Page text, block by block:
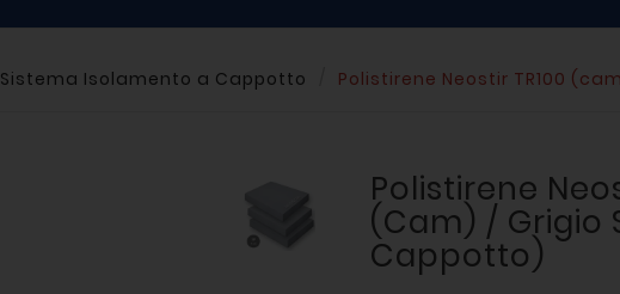
Sistema Isolamento a Cappotto Polistirene Neostir TR100
Polistirene
(cam) / Grigio
Cappotto)